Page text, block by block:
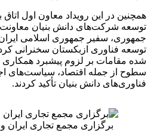
همچنین در این رویداد معاون اول اتاق
توسعه شرکت‌های دانش بنیان
جمهوری، سفیر جمهوری اسلامی
توسعه فناوری ازبکستان سخنرانی
شده مقامات بر لزوم پیشبرد همکاری
سطوح از جمله اقتصاد، سیاست‌های
فناوری‌های دانش بنیان تأکید کردند.
برگزاری مجمع تجاری ایران